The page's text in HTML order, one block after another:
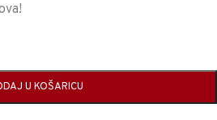
U KOŠARICU